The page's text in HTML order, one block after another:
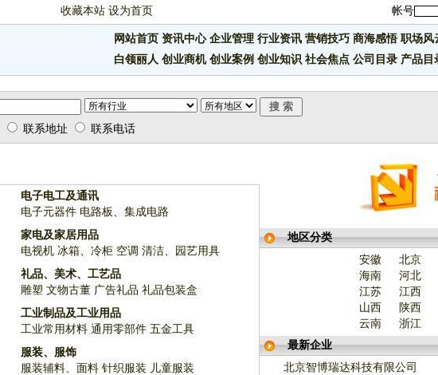
收藏本站 设为首页 帐号
网站首页 资讯中心 企业管理 行业资讯 营销技巧 商海感悟 职场风
白领丽人 创业商机 创业案例 创业知识 社会焦点 公司目录 产品目
联系地址 联系电话
电子电工及通讯
电子元器件 电路板、集成电路
家电及家居用品
电视机 冰箱、冷柜 空调 清洁、园艺用具
礼品、美术、工艺品
雕塑 文物古董 广告礼品 礼品包装盒
工业制品及工业用品
工业常用材料 通用零部件 五金工具
服装、服饰
服装辅料、面料 针织服装 儿童服装
地区分类
安徽
北京
海南
河北
江苏
江西
山西
陕西
云南
浙江
最新企业
北京智博瑞达科技有限公司